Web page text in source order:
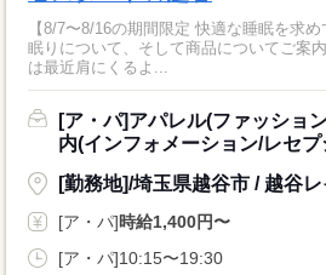
【8/7〜8/16の期間限定 快適な睡眠を求
眠りについて、そして商品についてご案
は最近肩にくるよ...
[ア・パ]アパレル(ファッショ
内(インフォメーション/レセ
[勤務地]/埼玉県越谷市 / 越谷
[ア・パ]時給1,400円〜
[ア・パ]10:15〜19:30